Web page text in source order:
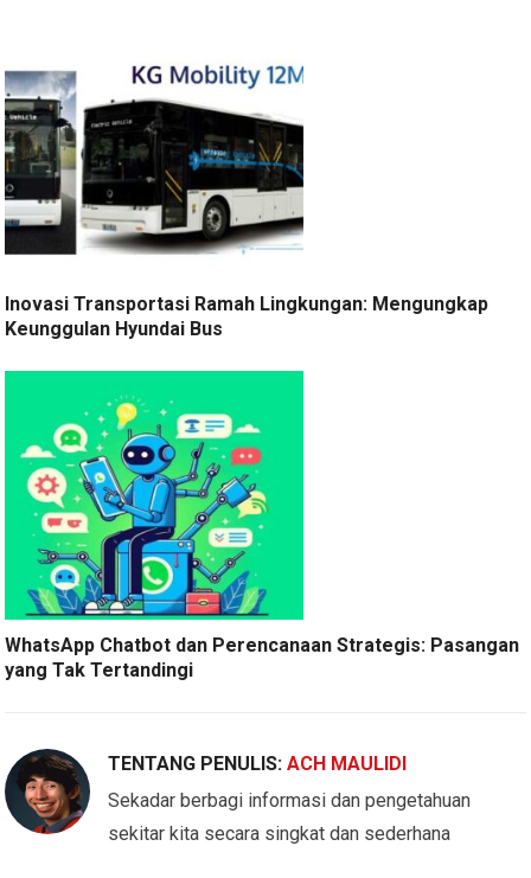
Inovasi Transportasi Ramah Lingkungan: Mengungkap
Keunggulan Hyundai Bus
WhatsApp Chatbot dan Perencanaan Strategis: Pasangan
yang Tak Tertandingi
TENTANG PENULIS:ACH MAULIDI
Sekadar berbagi informasi dan pengetahuan
sekitar kita secara singkat dan sederhana